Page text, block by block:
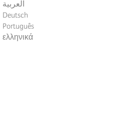
العربية
Deutsch
Português
ελληνικά